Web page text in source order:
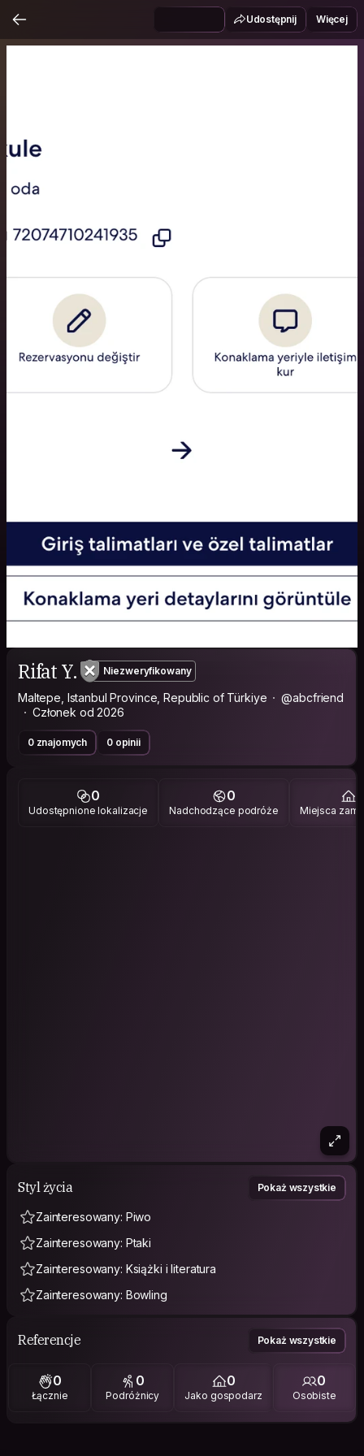
Udostępnij Więcej
Rifat Y. Niezweryfikowany
Maltepe, Istanbul Province, Republic of Türkiye
@abcfriend
Członek od 2026
0 znajomych 0 opinii
0
Udostępnione lokalizacje
0
Nadchodzące podróże Miejsca
Styl życia Pokaż wszystkie
Zainteresowany: Piwo
Zainteresowany: Ptaki
Zainteresowany: Książki i literatura
Zainteresowany: Bowling
Referencje Pokaż wszystkie
0
Łącznie
0
Podróżnicy
0
Jako gospodarz
0
Osobiste